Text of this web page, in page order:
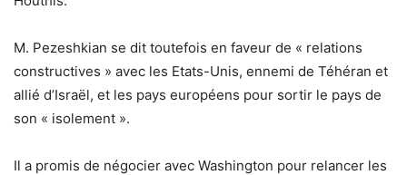
M. Pezeshkian se dit toutefois en faveur de « relations
constructives » avec les Etats-Unis, ennemi de Téhéran et
allié d’Israël, et les pays européens pour sortir le pays de
son « isolement ».
Il a promis de négocier avec Washington pour relancer les